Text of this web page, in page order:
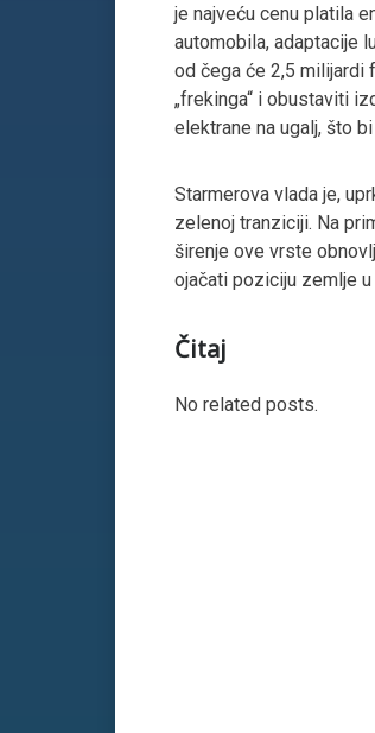
je najveću cenu platila
automobila, adaptacije
od čega će 2,5 milijardi
„frekinga“ i obustaviti
elektrane na ugalj, što
Starmerova vlada je,
zelenoj tranziciji. Na
širenje ove vrste
ojačati poziciju zemlje
Čitaj
No related posts.